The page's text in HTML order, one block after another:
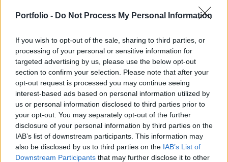
Portfolio - Do Not Process My Personal Information
If you wish to opt-out of the sale, sharing to third parties, or
processing of your personal or sensitive information for
targeted advertising by us, please use the below opt-out
section to confirm your selection. Please note that after your
opt-out request is processed you may continue seeing
interest-based ads based on personal information utilized by
us or personal information disclosed to third parties prior to
your opt-out. You may separately opt-out of the further
disclosure of your personal information by third parties on the
IAB’s list of downstream participants. This information may
also be disclosed by us to third parties on the IAB’s List of
Downstream Participants that may further disclose it to other
2022. április 12. 14:47
Megkapta az építési engedélyt a Nyugati
pályaudvar mellé tervezett Artistaképző Intézet új
központja - írja a Pestbuda.hu. Az épület a
pályaudvar melletti rozsdaövezet egy részére
tervezett Nemzeti Cirkuszművészeti Központ
részeként valósul meg egy egykori dízelmozdony-
javító csarnok átépítésével és kibővítésével.